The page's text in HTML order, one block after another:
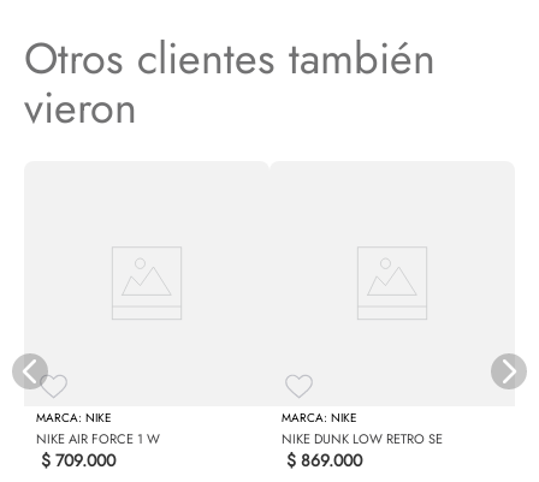
Otros clientes también
vieron
NIKE
NIKE AIR FORCE 1 W
$ 709.000
NIKE
NIKE DUNK LOW RETRO SE
$ 869.000